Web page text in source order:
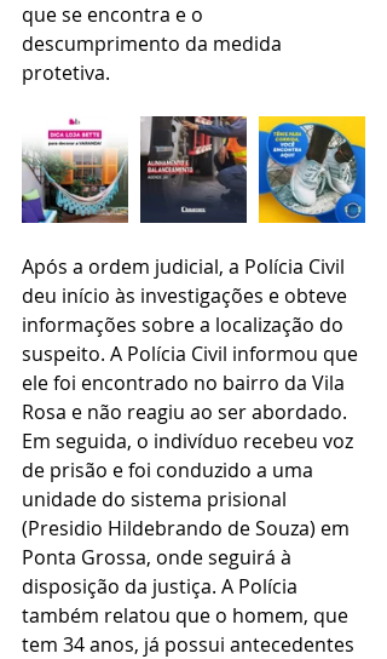
que se encontra e o
descumprimento da medida
protetiva.
Após a ordem judicial, a Polícia Civil
deu início às investigações e obteve
informações sobre a localização do
suspeito. A Polícia Civil informou que
ele foi encontrado no bairro da Vila
Rosa e não reagiu ao ser abordado.
Em seguida, o indivíduo recebeu voz
de prisão e foi conduzido a uma
unidade do sistema prisional
(Presidio Hildebrando de Souza) em
Ponta Grossa, onde seguirá à
disposição da justiça. A Polícia
também relatou que o homem, que
tem 34 anos, já possui antecedentes